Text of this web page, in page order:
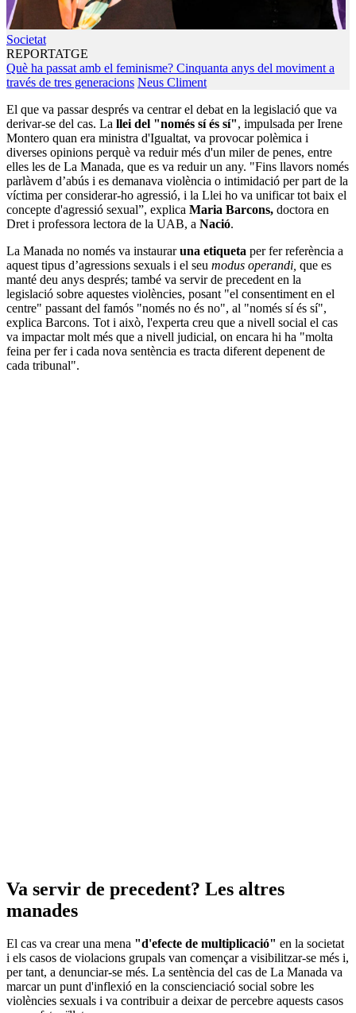
Societat
REPORTATGE
Què ha passat amb el feminisme? Cinquanta anys del moviment a
través de tres generacions Neus Climent
El que va passar després va centrar el debat en la legislació que va
derivar-se del cas. La llei del "només sí és sí", impulsada per Irene
Montero quan era ministra d'Igualtat, va provocar polèmica i
diverses opinions perquè va reduir més d'un miler de penes, entre
elles les de La Manada, que es va reduir un any. "Fins llavors només
parlàvem d’abús i es demanava violència o intimidació per part de la
víctima per considerar-ho agressió, i la Llei ho va unificar tot baix el
concepte d'agressió sexual”, explica Maria Barcons, doctora en
Dret i professora lectora de la UAB, a Nació.
La Manada no només va instauraruna etiqueta per fer referència a
aquest tipus d’agressions sexuals i el seu modus operandi, que es
manté deu anys després; també va servir de precedent en la
legislació sobre aquestes violències, posant "el consentiment en el
centre" passant del famós "només no és no", al "només sí és sí",
explica Barcons. Tot i això, l'experta creu que a nivell social el cas
va impactar molt més que a nivell judicial, on encara hi ha "molta
feina per fer i cada nova sentència es tracta diferent depenent de
cada tribunal".
Va servir de precedent? Les altres
manades
El cas va crear una mena "d'efecte de multiplicació" en la societat
i els casos de violacions grupals van començar a visibilitzar-se més i,
per tant, a denunciar-se més. La sentència del cas de La Manada va
marcar un punt d'inflexió en la conscienciació social sobre les
violències sexuals i va contribuir a deixar de percebre aquests casos